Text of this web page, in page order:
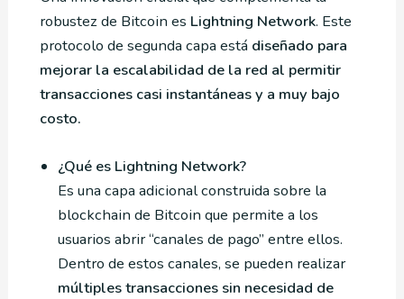
robustez de Bitcoin es Lightning Network. Este
protocolo de segunda capa está diseñado para
mejorar la escalabilidad de la red al permitir
transacciones casi instantáneas y a muy bajo
costo.
¿Qué es Lightning Network?
Es una capa adicional construida sobre la
blockchain de Bitcoin que permite a los
usuarios abrir “canales de pago” entre ellos.
Dentro de estos canales, se pueden realizar
múltiples transacciones sin necesidad de